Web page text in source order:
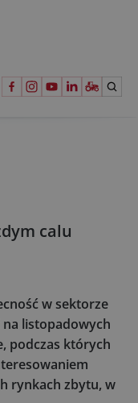
calu
w sektorze
listopadowych
podczas których
rynkach zbytu, w